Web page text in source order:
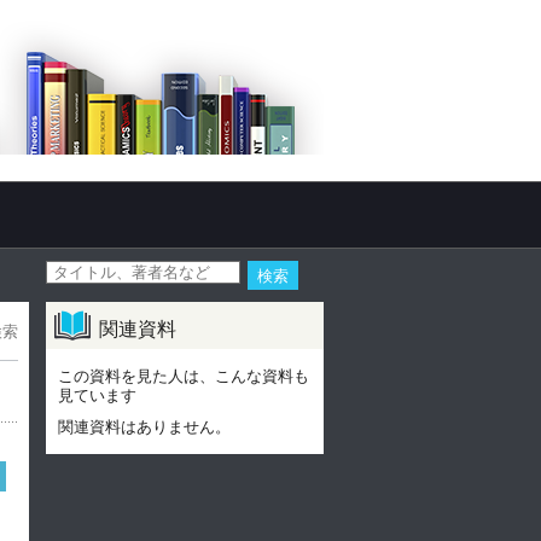
関連資料
この資料を見た人は、こんな資料も
見ています
関連資料はありません。